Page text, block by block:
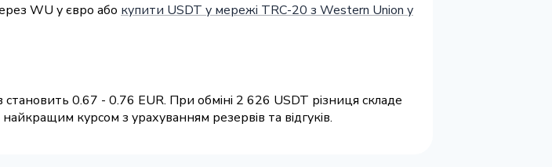
WU у євро або купити USDT у мережі TRC-20 з Western Union у
0.67 - 0.76 EUR. При обміні 2 626 USDT різниця складе
курсом з урахуванням резервів та відгуків.